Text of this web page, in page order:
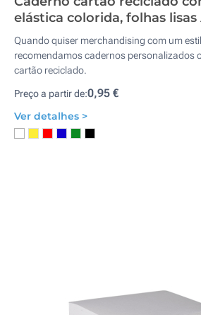
elástica colorida, folhas lisas
Quando quiser merchandising com um
recomendamos cadernos personalizados
cartão reciclado.
Preço a partir de:0,95 €
Ver detalhes >